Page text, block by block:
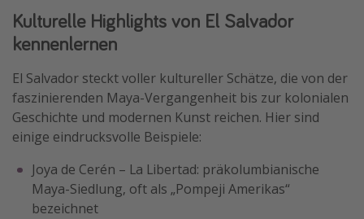
Kulturelle Highlights von El Salvador
kennenlernen
El Salvador steckt voller kultureller Schätze, die von der
faszinierenden Maya-Vergangenheit bis zur kolonialen
Geschichte und modernen Kunst reichen. Hier sind
einige eindrucksvolle Beispiele:
Joya de Cerén – La Libertad: präkolumbianische
Maya-Siedlung, oft als „Pompeji Amerikas“
bezeichnet